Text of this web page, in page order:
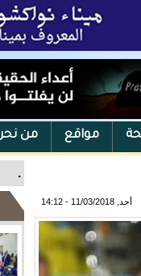
مواقع من
.
أحد, 11/03/2018 - 14:12